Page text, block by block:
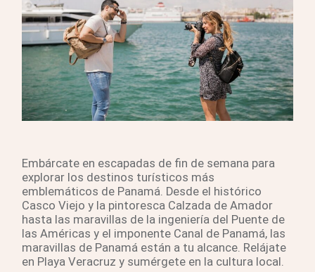
Embárcate en escapadas de fin de semana para
explorar los destinos turísticos más
emblemáticos de Panamá. Desde el histórico
Casco Viejo y la pintoresca Calzada de Amador
hasta las maravillas de la ingeniería del Puente de
las Américas y el imponente Canal de Panamá, las
maravillas de Panamá están a tu alcance. Relájate
en Playa Veracruz y sumérgete en la cultura local.